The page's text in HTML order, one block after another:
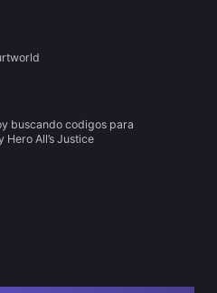
buscando codigos para
All’s Justice